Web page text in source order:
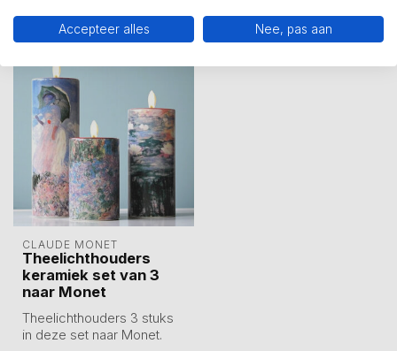
Recent bekeken
CLAUDE MONET
Theelichthouders
keramiek set van 3
naar Monet
Theelichthouders 3 stuks
in deze set naar Monet.
Accepteer alles Nee, pas aan